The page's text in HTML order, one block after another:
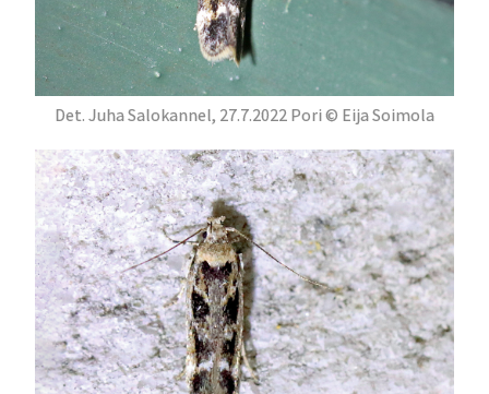
Det. Juha Salokannel, 27.7.2022 Pori © Eija Soimola